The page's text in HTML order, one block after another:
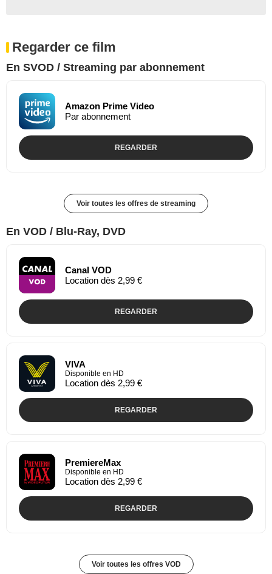
Regarder ce film
En SVOD / Streaming par abonnement
Amazon Prime Video
Par abonnement
REGARDER
Voir toutes les offres de streaming
En VOD / Blu-Ray, DVD
Canal VOD
Location dès 2,99 €
REGARDER
VIVA
Disponible en HD
Location dès 2,99 €
REGARDER
PremiereMax
Disponible en HD
Location dès 2,99 €
REGARDER
Voir toutes les offres VOD